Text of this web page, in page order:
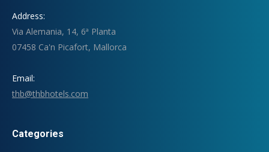
Address:
Via Alemania, 14, 6ª Planta
07458 Ca'n Picafort, Mallorca
Email:
thb@thbhotels.com
Categories